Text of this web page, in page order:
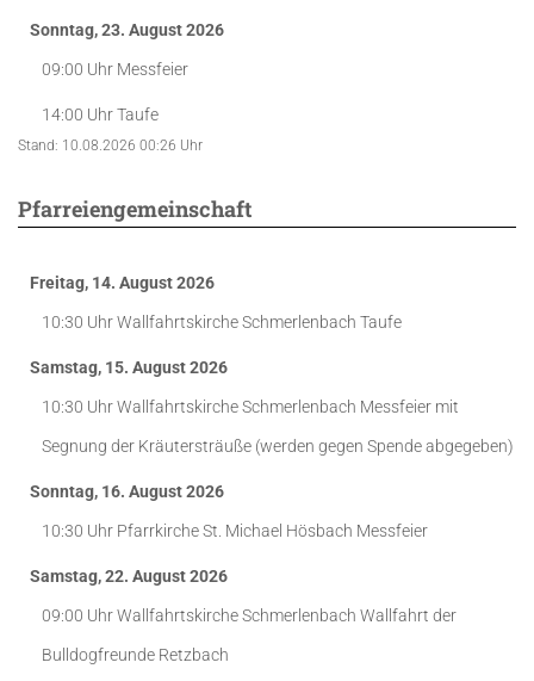
Sonntag, 23. August 2026
09:00 Uhr Messfeier
14:00 UhrTaufe
Stand: 10.08.2026 00:26 Uhr
Pfarreiengemeinschaft
Freitag, 14. August 2026
10:30 UhrWallfahrtskirche Schmerlenbach Taufe
Samstag, 15. August 2026
10:30 UhrWallfahrtskirche Schmerlenbach Messfeier mit
Segnung der Kräutersträuße (werden gegen Spende abgegeben)
Sonntag, 16. August 2026
10:30 Uhr Pfarrkirche St. Michael Hösbach Messfeier
Samstag, 22. August 2026
09:00 UhrWallfahrtskirche Schmerlenbach Wallfahrt der
Bulldogfreunde Retzbach